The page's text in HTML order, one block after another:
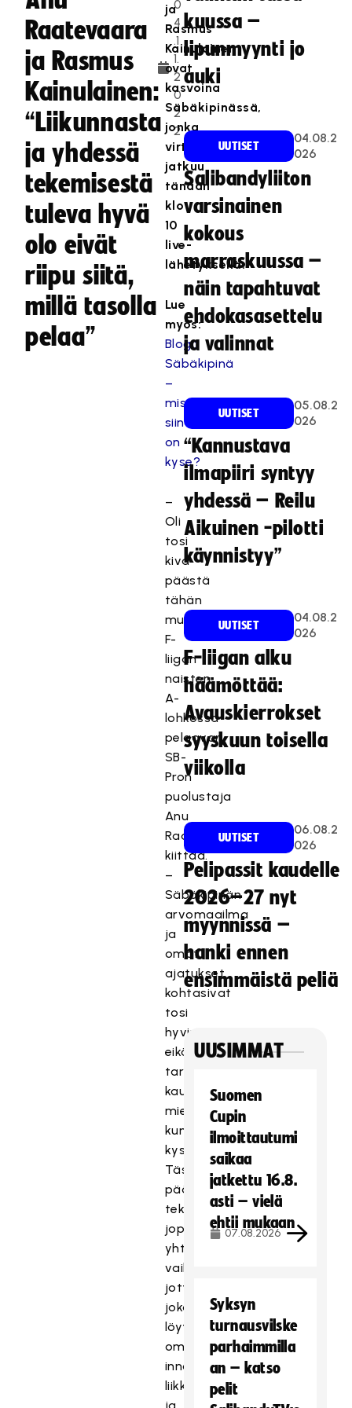
Raatevaara
ja Rasmus
Kainulainen:
“Liikunnasta
ja yhdessä
tekemisestä
tuleva hyvä
olo eivät
riipu siitä,
millä tasolla
pelaa”
0
4
.1
1.
2
0
2
2
ja
Rasmus
Kainulainen
ovat
kasvoina
Säbäkipinässä,
jonka
virtuaaliviikko
jatkuu
tänään
klo
10
live-
lähetyksellä.
Lue
myös:
Blogi:
Säbäkipinä
–
mistä
siinä
on
kyse?
–
Oli
tosi
kiva
päästä
tähän
mukaan,
F-
liigan
naisten
A-
lohkossa
pelaavan
SB-
Pron
puolustaja
Anu
Raatevaara
kiittää.
–
Säbäkipinän
arvomaailma
ja
omat
ajatukset
kohtasivat
tosi
hyvin
eikä
tarvinnut
kauaa
miettiä,
kun
kysyttiin.
Tässä
pääsee
tekemään
jopa
yhteiskunnallista
vaikuttamista,
jotta
jokainen
löytäisi
oman
innostuksen
liikkumiseen
kuussa –
lipunmyynti jo
auki
UUTISET
04.08.2
026
Salibandyliiton
varsinainen
kokous
marraskuussa –
näin tapahtuvat
ehdokasasettelu
ja valinnat
UUTISET
05.08.2
026
“Kannustava
ilmapiiri syntyy
yhdessä – Reilu
Aikuinen -pilotti
käynnistyy”
UUTISET
04.08.2
026
F-liigan alku
häämöttää:
Avauskierrokset
syyskuun toisella
viikolla
UUTISET
06.08.2
026
Pelipassit kaudelle
2026–27 nyt
myynnissä –
hanki ennen
ensimmäistä peliä
UUSIMMAT
Suomen
Cupin
ilmoittautumi
saikaa
jatkettu 16.8.
asti – vielä
ehtii mukaan
07.08.2026
Syksyn
turnausvilske
parhaimmilla
an – katso
pelit